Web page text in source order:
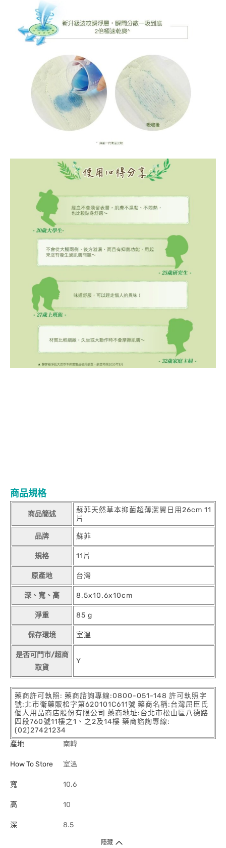
商品規格
商品簡述
蘇菲天然草本抑菌超薄潔翼日用26cm 11
片
品牌 蘇菲
規格 11片
原產地 台灣
深、寬、高 8.5x10.6x10cm
淨重 85 g
保存環境 室溫
是否可門市/超商
取貨
Y
藥商許可執照: 藥商諮詢專線:0800-051-148 許可執照字
號:北市衛藥販松字第620101C611號 藥商名稱:台灣屈臣氏
個人用品商店股份有限公司 藥商地址:台北市松山區八德路
四段760號11樓之1、之2及14樓 藥商諮詢專線:
(02)27421234
產地
南韓
How To Store 室溫
寬 10.6
高 10
深 8.5
隱藏